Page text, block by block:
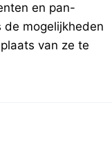
en pan-
de mogelijkheden
van ze te